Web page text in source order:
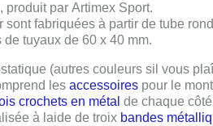
produit par Artimex Sport.
sont fabriquées à partir de tube
de tuyaux de 60 x 40 mm.
(autres couleurs sil vous
les accessoires pour le
crochets en métal de chaque
à laide de troix bandes